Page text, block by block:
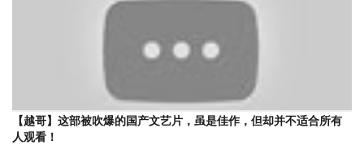
【越哥】这部被吹爆的国产文艺片，虽是佳作，但却并不适合所有
人观看！